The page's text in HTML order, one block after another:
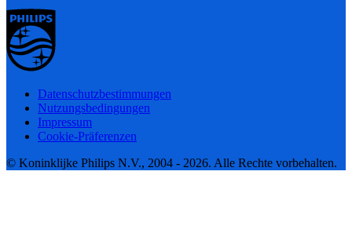
Datenschutzbestimmungen
Nutzungsbedingungen
Impressum
Cookie-Präferenzen
© Koninklijke Philips N.V., 2004 - 2026. Alle Rechte vorbehalten.